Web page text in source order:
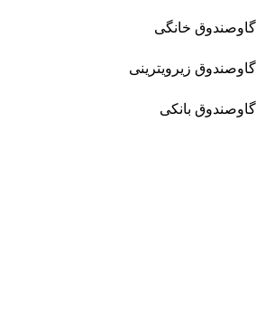
گاوصندوق خانگی
گاوصندوق زیرویترینی
گاوصندوق بانکی